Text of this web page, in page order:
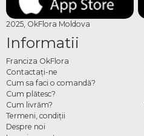
2025, OkFlora Moldova
Informatii
Franciza OkFlora
Contactaţi-ne
Cum sa faci o comandă?
Cum plătesc?
Cum livrăm?
Termeni, condiţii
Despre noi